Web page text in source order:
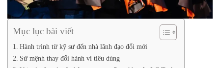
Mục lục bài viết
Hành trình từ kỹ sư đến nhà lãnh đạo đổi mới
Sứ mệnh thay đổi hành vi tiêu dùng